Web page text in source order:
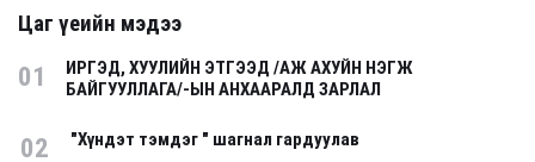
Цаг үеийн мэдээ
01
ИРГЭД, ХУУЛИЙН ЭТГЭЭД /АЖ АХУЙН НЭГЖ
БАЙГУУЛЛАГА/-ЫН АНХААРАЛД ЗАРЛАЛ
02 "Хүндэт тэмдэг " шагнал гардуулав